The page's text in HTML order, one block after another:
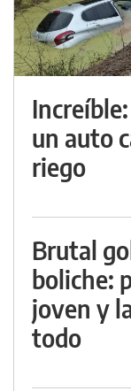
un auto
riego
Brutal
boliche:
joven y
todo